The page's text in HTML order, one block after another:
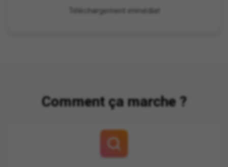
Téléchargement immédiat
Comment ça marche ?